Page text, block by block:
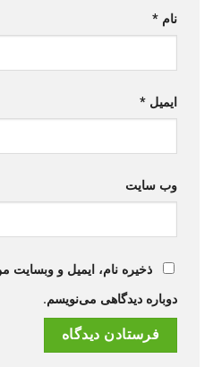
نام *
ایمیل *
وب‌ سایت
ذخیره نام، ایمیل و وبسایت
دوباره دیدگاهی می‌نویسم.